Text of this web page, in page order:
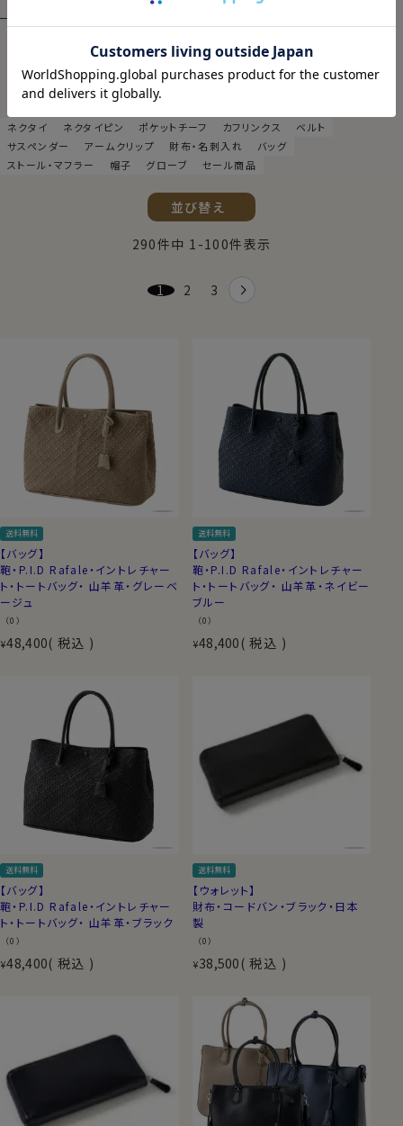
ネクタイ＆アクセサリー
絞り込み
ネクタイ ネクタイピン ポケットチーフ カフリンクス
ベルト
サスペンダー
アームクリップ 財布・名刺入れ
バッグ
ストール・マフラー
帽子 グローブ セール商品
並び替え
290件中 1 -100件表示
1 2 3
送料無料
【バッグ】
鞄・P.I.D Rafale・イントレチャー
ト・トートバッグ・ 山羊革・グレーベ
ージュ
（0）
¥48,400 税込
送料無料
【バッグ】
鞄・P.I.D Rafale・イントレチャー
ト・トートバッグ・ 山羊革・ネイビー
ブルー
（0）
¥48,400 税込
送料無料
【バッグ】
鞄・P.I.D Rafale・イントレチャー
ト・トートバッグ・ 山羊革・ブラック
（0）
¥48,400 税込
送料無料
【ウォレット】
財布・コードバン・ブラック・日本
製
（0）
¥38,500 税込